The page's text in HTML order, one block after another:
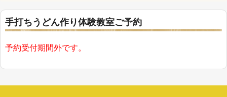
手打ちうどん作り体験教室ご予約
予約受付期間外です。